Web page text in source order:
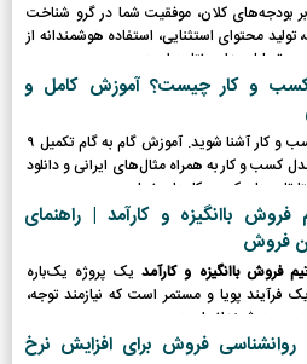
بودجه‌های کلان، موفقیت شما در گرو شناخت
محتوای استثنایی، استفاده هوشمندانه از
و تحلیل مداوم نتایج است.
و کار چیست؟ آموزش کامل و
با بوم مدل کسب و کار آشنا شوید. آموزش گام به گام تکمیل ۹
کسب و کار به همراه مثال‌های ایرانی و دانلود
و کسب‌وکارهای نوپا.
باانگیزه و کارآمد | راهنمای
فروش
باانگیزه و کارآمدیک پروژه یک‌باره
فرآیند پویا و مستمر است که نیازمند توجه،
هوشمندانه است.
فروش برای افزایش نرخ